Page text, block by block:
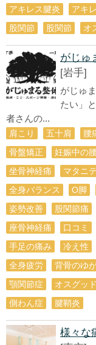
アキレス腱炎
アキ
股関節
股関節 オ
がじゅ
[岩手]
がじゅ
たい」
者さんの...
肩こり 五十肩 腰
骨盤矯正
妊娠中の
坐骨神経痛
マタニ
全身バランス
О脚
姿勢改善
股関節痛
座骨神経痛
口コミ
手足の痛み
冷え性
全身疲労
背骨のゆ
顎関節症
オスグッド
側わん症
腱鞘炎
様々な